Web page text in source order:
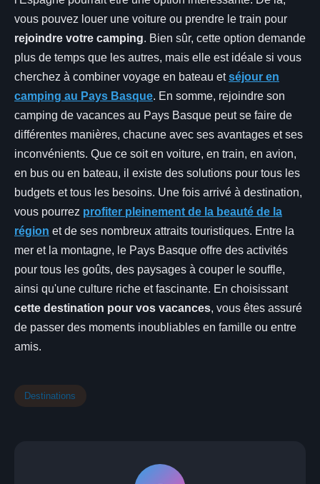
vous pouvez louer une voiture ou prendre le train pour
rejoindre votre camping. Bien sûr, cette option demande
plus de temps que les autres, mais elle est idéale si vous
cherchez à combiner voyage en bateau etséjour en
camping au Pays Basque. En somme, rejoindre son
camping de vacances au Pays Basque peut se faire de
différentes manières, chacune avec ses avantages et ses
inconvénients. Que ce soit en voiture, en train, en avion,
en bus ou en bateau, il existe des solutions pour tous les
budgets et tous les besoins. Une fois arrivé à destination,
vous pourrez profiter pleinement de la beauté de la
région et de ses nombreux attraits touristiques. Entre la
mer et la montagne, le Pays Basque offre des activités
pour tous les goûts, des paysages à couper le souffle,
ainsi qu'une culture riche et fascinante. En choisissant
cette destination pour vos vacances, vous êtes assuré
de passer des moments inoubliables en famille ou entre
amis.
Destinations